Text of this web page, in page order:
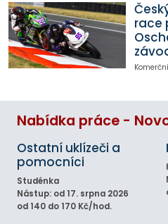
race
Nabídka práce -
Ostatní uklízeči a
pomocníci
Studénka
Nástup: od 17. srpna 2026
od 140 do 170 Kč/hod.